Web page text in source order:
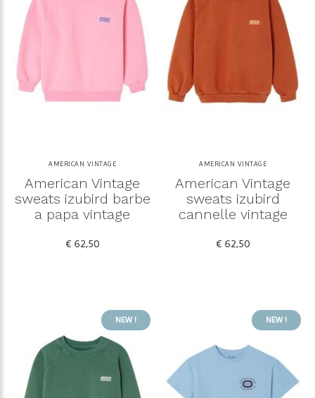
AMERICAN VINTAGE
American Vintage
sweats izubird barbe
a papa vintage
€ 62,50
AMERICAN VINTAGE
American Vintage
sweats izubird
cannelle vintage
€ 62,50
NEW ! NEW !